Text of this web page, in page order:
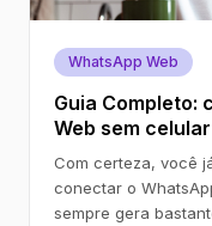
WhatsApp Web
Guia Completo:
Web sem
Com certeza, você
conectar o
sempre gera